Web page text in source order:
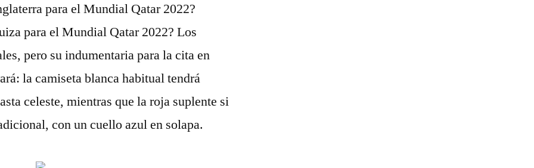
para el Mundial Qatar 2022?
para el Mundial Qatar 2022? Los
pero su indumentaria para la cita en
la camiseta blanca habitual tendrá
celeste, mientras que la roja suplente si
con un cuello azul en solapa.